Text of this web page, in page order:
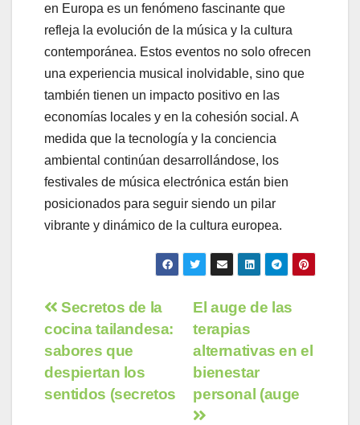
en Europa es un fenómeno fascinante que
refleja la evolución de la música y la cultura
contemporánea. Estos eventos no solo ofrecen
una experiencia musical inolvidable, sino que
también tienen un impacto positivo en las
economías locales y en la cohesión social. A
medida que la tecnología y la conciencia
ambiental continúan desarrollándose, los
festivales de música electrónica están bien
posicionados para seguir siendo un pilar
vibrante y dinámico de la cultura europea.
Navegación
de
entradas
El auge de las
terapias
alternativas en el
bienestar
personal (auge
Secretos de la
cocina tailandesa:
sabores que
despiertan los
sentidos (secretos